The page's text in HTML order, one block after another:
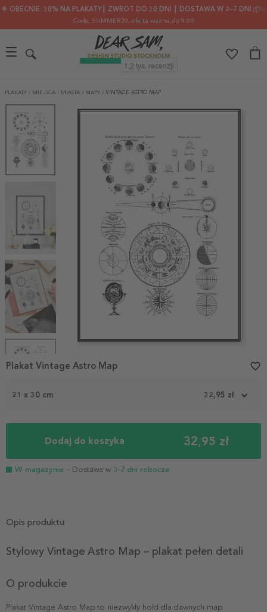
🌟 OBECNIE: 30% NA PLAKATY┃ ZWROT DO 30 DNI ┃ DOSTAWA W 2–7 DNI 📦✨
Code: SUMMER30, oferta ważna do 9.08
PLAKATY / MIEJSCA I MIASTA / MAPY / VINTAGE ASTRO MAP
Item
1
21 x 30 cm 32,95 zł
Dodaj do koszyka 32,95 zł
W magazynie - Dostawa w 3-7 dni robocze
Plakat Vintage Astro Map favorite_border
Opis produktu
Stylowy Vintage Astro Map – plakat pełen detali
O produkcie
Plakat Vintage Astro Map to niezwykły hołd dla dawnych map